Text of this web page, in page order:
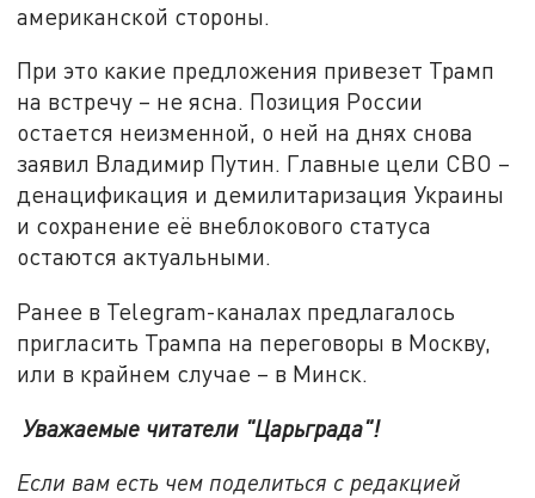
американской стороны.
При это какие предложения привезет Трамп
на встречу – не ясна. Позиция России
остается неизменной, о ней на днях снова
заявил Владимир Путин. Главные цели СВО –
денацификация и демилитаризация Украины
и сохранение её внеблокового статуса
остаются актуальными.
Ранее в Telegram-каналах предлагалось
пригласить Трампа на переговоры в Москву,
или в крайнем случае – в Минск.
Уважаемые читатели "Царьграда"!
Если вам есть чем поделиться с редакцией